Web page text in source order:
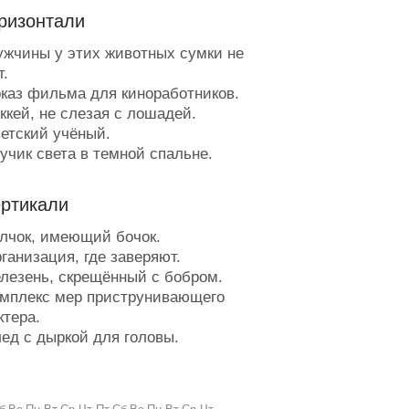
у этих животных сумки не
фильма для киноработников.
не слезая с лошадей.
учёный.
света в темной спальне.
вязальной машины.
на чай.
революция.
губы.
сказочный сын.
за невозврат которой
имеющий бочок.
где заверяют.
скрещённый с бобром.
мер приструнивающего
с дыркой для головы.